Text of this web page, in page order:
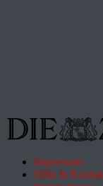
Impressum
Hilfe &